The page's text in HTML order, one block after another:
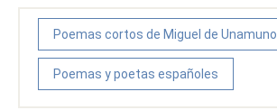
Poemas cortos de Miguel de Unamuno
Poemas y poetas españoles